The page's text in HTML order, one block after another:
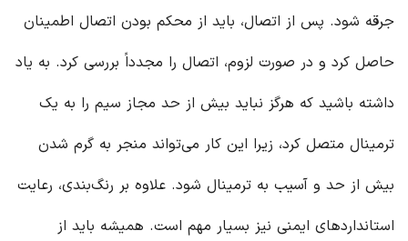
جرقه شود. پس از اتصال، باید از محکم بودن اتصال اطمینان
حاصل کرد و در صورت لزوم، اتصال را مجدداً بررسی کرد. به یاد
داشته باشید که هرگز نباید بیش از حد مجاز سیم را به یک
ترمینال متصل کرد، زیرا این کار می‌تواند منجر به گرم شدن
بیش از حد و آسیب به ترمینال شود. علاوه بر رنگ‌بندی، رعایت
استانداردهای ایمنی نیز بسیار مهم است. همیشه باید از